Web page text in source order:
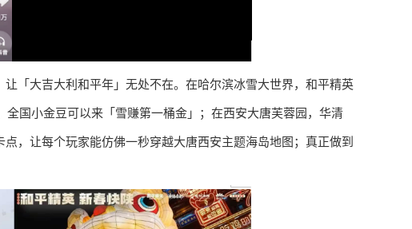
「大吉大利和平年」无处不在。在哈尔滨冰雪大世界，和平精英
国小金豆可以来「雪赚第一桶金」；在西安大唐芙蓉园，华清
，让每个玩家能仿佛一秒穿越大唐西安主题海岛地图；真正做到